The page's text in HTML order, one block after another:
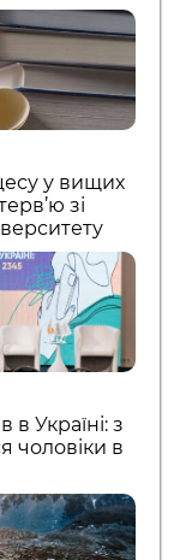
у вищих
зі
в Україні: з
чоловіки в